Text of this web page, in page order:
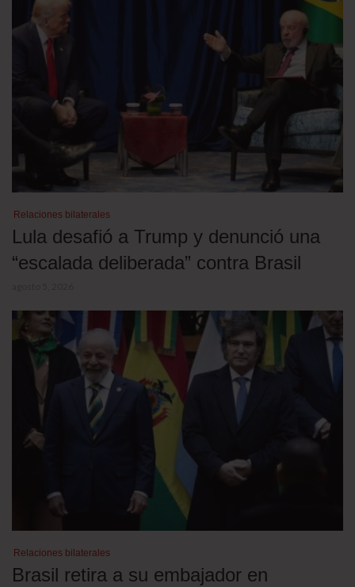
Relaciones bilaterales
Lula desafió a Trump y denunció una
“escalada deliberada” contra Brasil
Relaciones bilaterales
Brasil retira a su embajador en